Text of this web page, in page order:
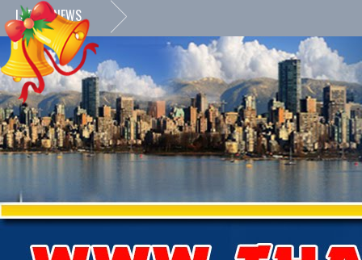
LATEST NEWS